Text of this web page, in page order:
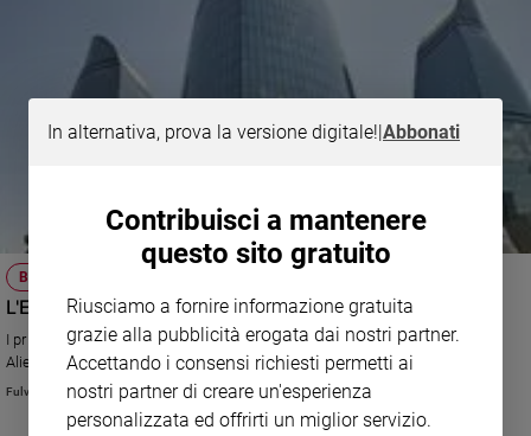
BAKU
L'Europa gioca coi dittatori
I primi Giochi europei? In Asia, in Azerbaigian, in casa del dittatore Ilham
Aliev. Perché la democrazia a quanto pare va difesa, ma non sempre.
Fulvio Scaglione
In alternativa, prova la versione digitale!|Abbonati
Contribuisci a mantenere
questo sito gratuito
Riusciamo a fornire informazione gratuita
grazie alla pubblicità erogata dai nostri partner.
Accettando i consensi richiesti permetti ai
nostri partner di creare un'esperienza
personalizzata ed offrirti un miglior servizio.